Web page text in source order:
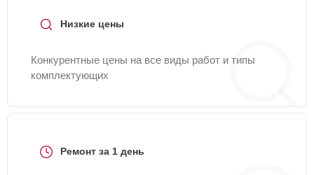
Низкие цены
Конкурентные цены на все виды работ и типы
комплектующих
Ремонт за 1 день